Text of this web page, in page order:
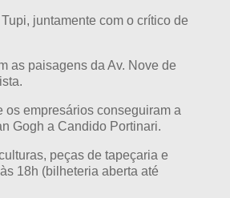
juntamente com o crítico de
as paisagens da Av. Nove de
empresários conseguiram a
Gogh a Candido Portinari.
peças de tapeçaria e
18h (bilheteria aberta até